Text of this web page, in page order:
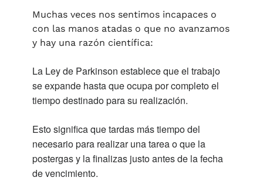
Muchas veces nos sentimos incapaces o
con las manos atadas o que no avanzamos
y hay una razón científica:
La Ley de Parkinson establece que el trabajo
se expande hasta que ocupa por completo el
tiempo destinado para su realización.
Esto significa que tardas más tiempo del
necesario para realizar una tarea o que la
postergas y la finalizas justo antes de la fecha
de vencimiento.